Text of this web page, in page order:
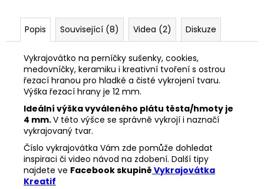
Popis Související (8) Videa (2) Diskuze
Vykrajovátko na perníčky sušenky, cookies,
medovníčky, keramiku i kreativní tvoření s ostrou
řezací hranou pro hladké a čisté vykrojení tvaru.
Výška řezací hrany je 12 mm.
Ideální výška vyváleného plátu těsta/hmoty je
4 mm.V této výšce se správně vykrojí i naznačí
vykrajovaný tvar.
Číslo vykrajovátka Vám zde pomůže dohledat
inspiraci či video návod na zdobení. Další tipy
najdete ve Facebook skupině Vykrajovátka
Kreatif
VYKRAJOVÁTKA
CHRISTMAS
49
Kč